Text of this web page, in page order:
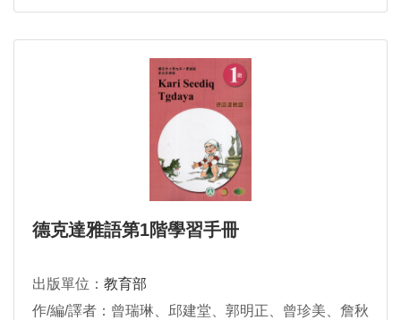
德克達雅語第1階學習手冊
出版單位： 教育部
作/編/譯者：曾瑞琳、邱建堂、郭明正、曾珍美、詹秋